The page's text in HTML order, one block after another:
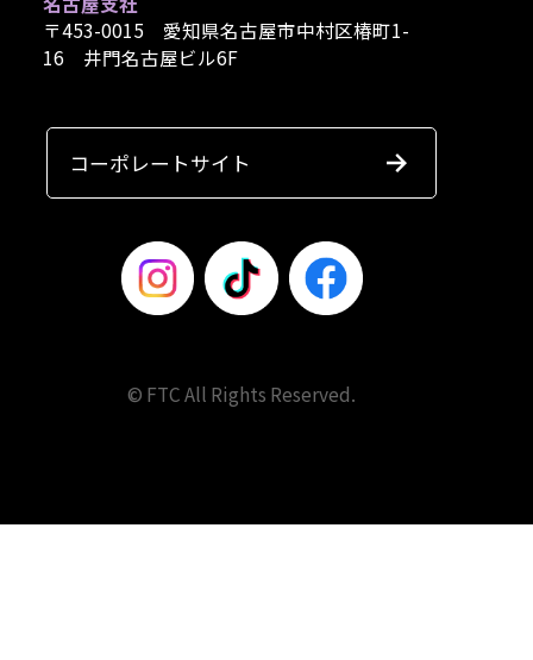
〒453-0015 愛知県名古屋市中村区椿町1-
16 井門名古屋ビル6F
コーポレートサイト
© FTC All Rights Reserved.